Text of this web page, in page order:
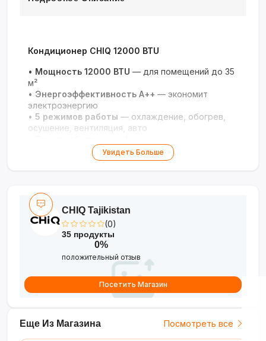
Кондиционер CHIQ 12000 BTU
• Мощность 12000 BTU — для помещений до 35
м²
• Энергоэффективность А++ — экономит
электроэнергию
• 5 режимов работы — охлаждение, обогрев,
осушение, вентиляция, авто
Умный пульт ДУ— таймер, турбо-режим,
Увидеть Больше
Еще Из Магазина Посмотреть все
CHIQ Tajikistan
(0)
35 продукты
0%
положительный отзыв
Посетить Магазин